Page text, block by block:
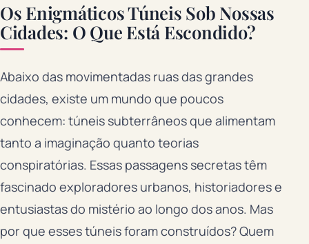
Os Enigmáticos Túneis Sob Nossas
Cidades: O Que Está Escondido?
Abaixo das movimentadas ruas das grandes
cidades, existe um mundo que poucos
conhecem: túneis subterrâneos que alimentam
tanto a imaginação quanto teorias
conspiratórias. Essas passagens secretas têm
fascinado exploradores urbanos, historiadores e
entusiastas do mistério ao longo dos anos. Mas
por que esses túneis foram construídos? Quem